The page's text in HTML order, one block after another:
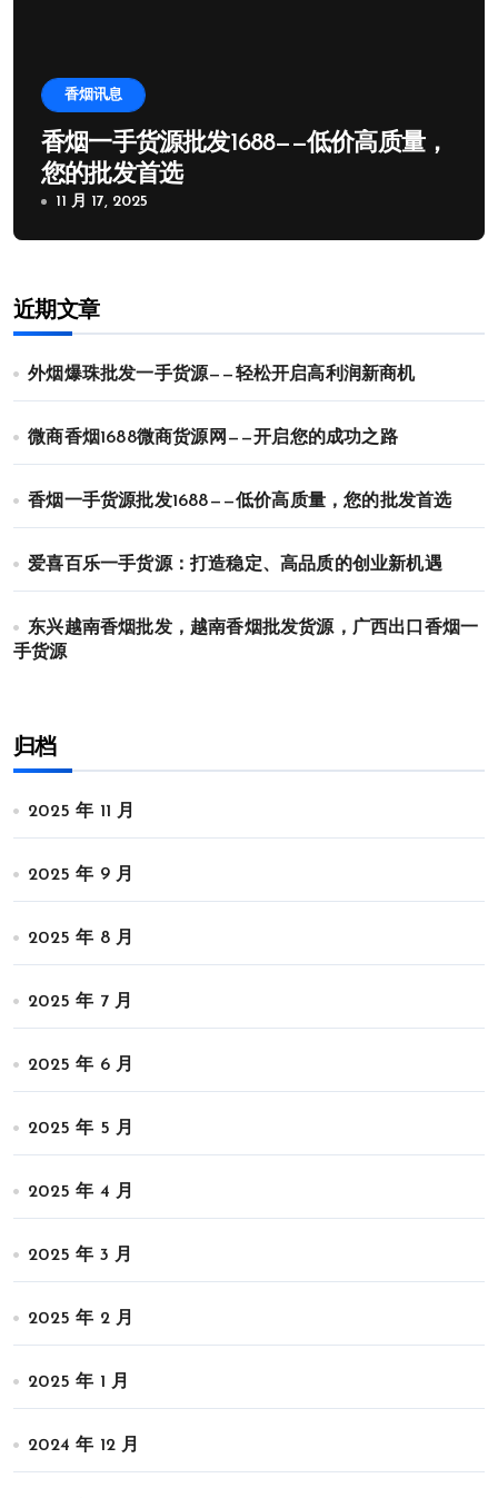
香烟讯息
香烟一手货源批发1688——低价高质量，
您的批发首选
11 月 17, 2025
近期文章
外烟爆珠批发一手货源——轻松开启高利润新商机
微商香烟1688微商货源网——开启您的成功之路
香烟一手货源批发1688——低价高质量，您的批发首选
爱喜百乐一手货源：打造稳定、高品质的创业新机遇
东兴越南香烟批发，越南香烟批发货源，广西出口香烟一
手货源
归档
2025 年 11 月
2025 年 9 月
2025 年 8 月
2025 年 7 月
2025 年 6 月
2025 年 5 月
2025 年 4 月
2025 年 3 月
2025 年 2 月
2025 年 1 月
2024 年 12 月